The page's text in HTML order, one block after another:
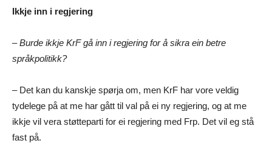
Ikkje inn i regjering
– Burde ikkje KrF gå inn i regjering for å sikra ein betre
språkpolitikk?
– Det kan du kanskje spørja om, men KrF har vore veldig
tydelege på at me har gått til val på ei ny regjering, og at me
ikkje vil vera støtteparti for ei regjering med Frp. Det vil eg stå
fast på.